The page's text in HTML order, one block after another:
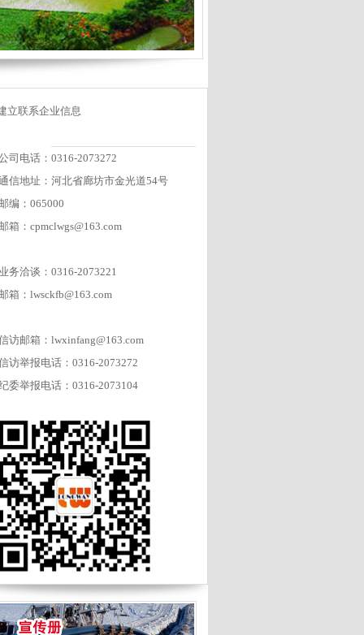
立联系企业信息
司电话：0316-2073272
信地址：河北省廊坊市金光道54号
编：065000
箱：cpmclwgs@163.com
务洽谈：0316-2073221
箱：lwsckfb@163.com
访邮箱：lwxinfang@163.com
访举报电话：0316-2073272
委举报电话：0316-2073104